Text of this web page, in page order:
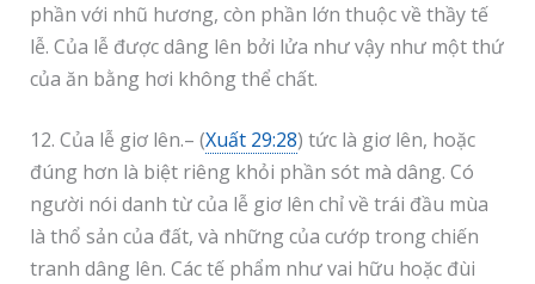
phần với nhũ hương, còn phần lớn thuộc về thầy tế
lễ. Của lễ được dâng lên bởi lửa như vậy như một thứ
của ăn bằng hơi không thể chất.
12. Của lễ giơ lên.– (Xuất 29:28) tức là giơ lên, hoặc
đúng hơn là biệt riêng khỏi phần sót mà dâng. Có
người nói danh từ của lễ giơ lên chỉ về trái đầu mùa
là thổ sản của đất, và những của cướp trong chiến
tranh dâng lên. Các tế phẩm như vai hữu hoặc đùi